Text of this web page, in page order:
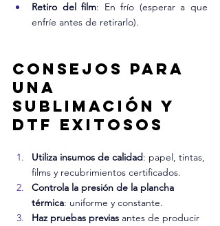
Retiro del film: En frío (esperar a que
enfríe antes de retirarlo).
Consejos para
una
Sublimación y
DTF exitosos
Utiliza insumos de calidad: papel, tintas,
films y recubrimientos certificados.
Controla la presión de la plancha
térmica: uniforme y constante.
Haz pruebas previas antes de producir